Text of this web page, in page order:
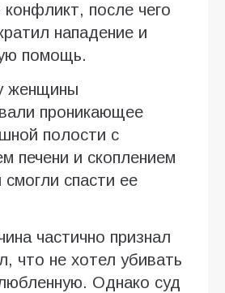
после чего
нападение и
помощь.
женщины
проникающее
полости с
печени и скоплением
спасти ее
частично признал
что не хотел убивать
Однако суд